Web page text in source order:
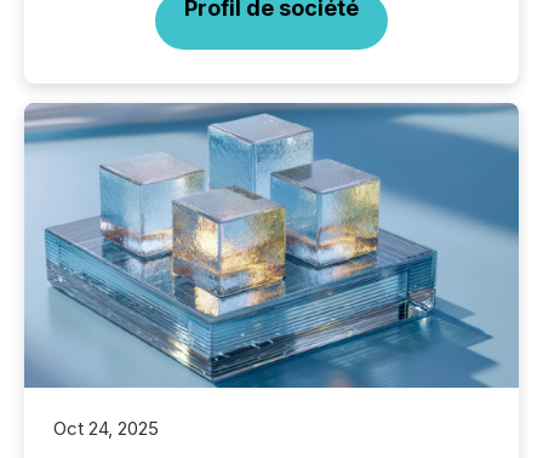
Profil de société
Oct 24, 2025